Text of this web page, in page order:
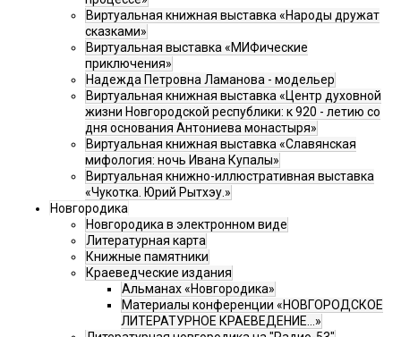
Виртуальная книжная выставка «Народы дружат
сказками»
Виртуальная выставка «МИФические
приключения»
Надежда Петровна Ламанова - модельер
Виртуальная книжная выставка «Центр духовной
жизни Новгородской республики: к 920 - летию со
дня основания Антониева монастыря»
Виртуальная книжная выставка «Славянская
мифология: ночь Ивана Купалы»
Виртуальная книжно-иллюстративная выставка
«Чукотка. Юрий Рытхэу.»
Новгородика
Новгородика в электронном виде
Литературная карта
Книжные памятники
Краеведческие издания
Альманах «Новгородика»
Материалы конференции «НОВГОРОДСКОЕ
ЛИТЕРАТУРНОЕ КРАЕВЕДЕНИЕ...»